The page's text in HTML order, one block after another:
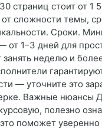
страниц стоит от 1
от сложности темы,
Сроки.
от 1–3 дней для
занять неделю и
— уточните это
Важные нюансы
полезно
поможет уверенно